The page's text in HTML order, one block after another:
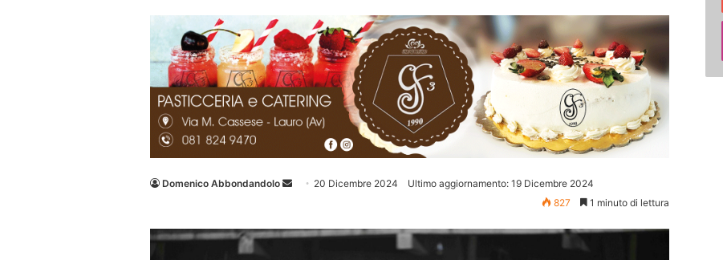
Domenico Abbondandolo
Invia 20 Dicembre 2024
Ultimo aggiornamento: 19 Dicembre 2024
827
1 minuto di lettura